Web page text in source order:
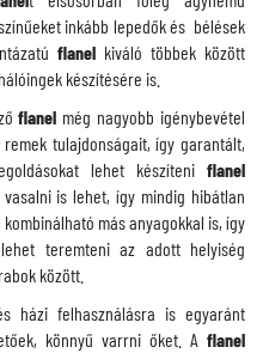
inkább lepedők és bélések
flanel kiváló többek között
készítésére is.
flanel még nagyobb igénybevétel
tulajdonságait, így garantált,
lehet készíteni flanel
is lehet, így mindig hibátlan
kombinálható más anyagokkal is, így
teremteni az adott helyiség
között.
házi felhasználásra is egyaránt
könnyű varrni őket. A flanel